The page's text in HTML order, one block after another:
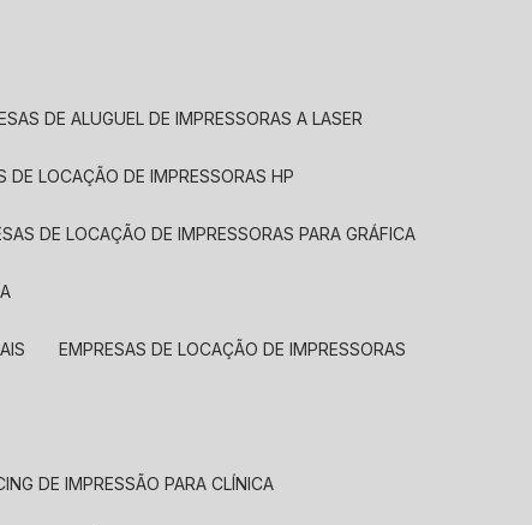
DE ALUGUEL DE IMPRESSORAS A LASER
DE LOCAÇÃO DE IMPRESSORAS HP
DE LOCAÇÃO DE IMPRESSORAS PARA GRÁFICA
EMPRESAS DE LOCAÇÃO DE IMPRESSORAS
DE IMPRESSÃO PARA CLÍNICA